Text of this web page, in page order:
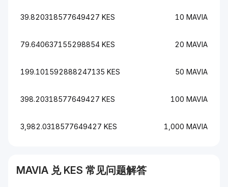
39.820318577649427 KES 10 MAVIA
79.640637155298854 KES 20 MAVIA
199.101592888247135 KES 50 MAVIA
398.20318577649427 KES 100 MAVIA
3,982.0318577649427 KES 1,000 MAVIA
MAVIA 兑 KES 常见问题解答